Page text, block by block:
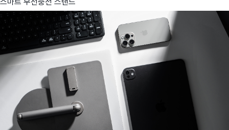
스마트 무선충전 스탠드